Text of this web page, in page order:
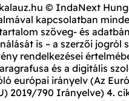
© IndaNext
kapcsolatban
szöveg- és
is – a szerzői jogról
rendelkezései
és a digitális
európai irányelv (Az
2019/790 Irányelve) 4.